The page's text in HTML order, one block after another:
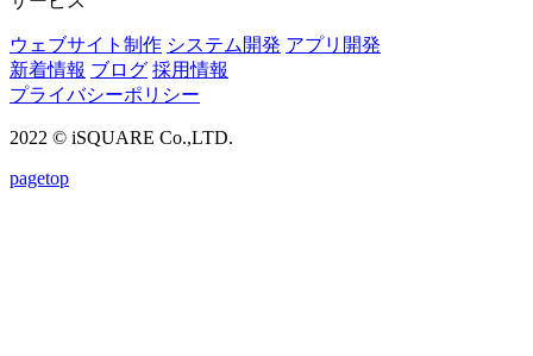
ウェブサイト制作 システム開発 アプリ開発
新着情報 ブログ 採用情報
プライバシーポリシー
2022 © iSQUARE Co.,LTD.
pagetop